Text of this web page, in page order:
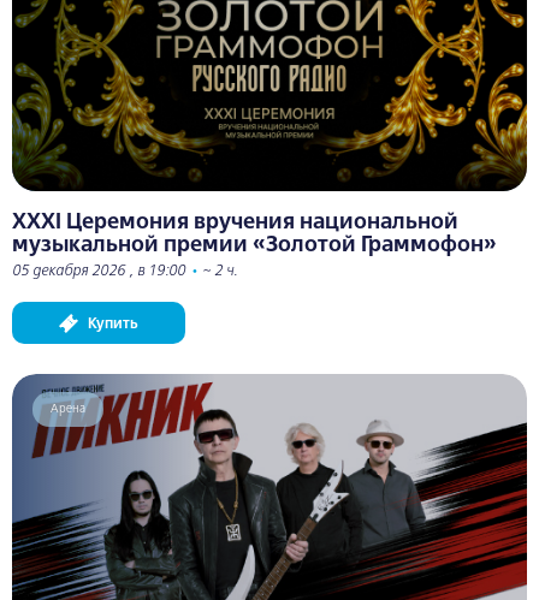
XXXI Церемония вручения национальной
музыкальной премии «Золотой Граммофон»
05 декабря 2026 , в 19:00 • ~ 2 ч.
Купить
Арена